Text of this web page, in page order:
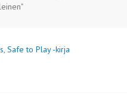
, Safe to Play -kirja